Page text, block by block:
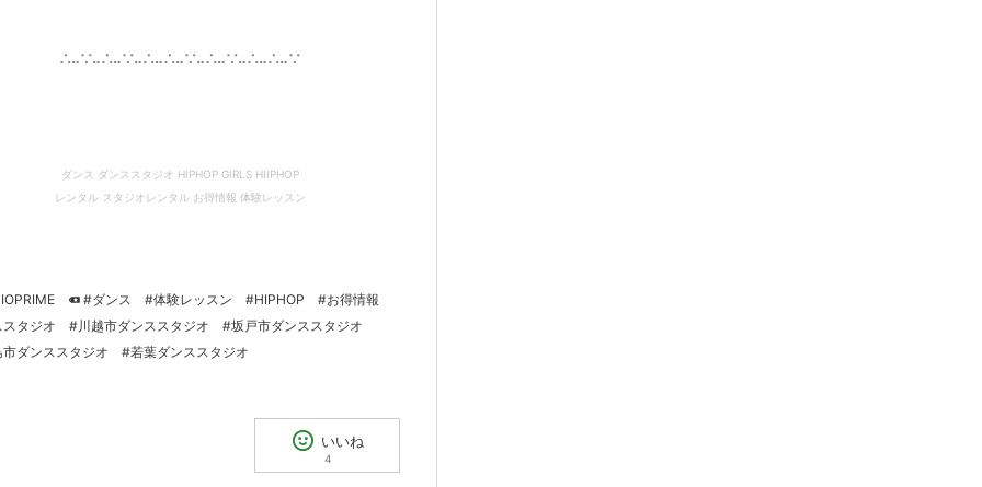
∴‥∵‥∴‥∵‥∴‥∴‥∵‥∴‥∵‥∴‥∴‥∵
ダンス ダンススタジオ HIPHOP GIRLS HIIPHOP
レンタル スタジオレンタル お得情報 体験レッスン
#ダンス #体験レッスン #HIPHOP
#お得情報
タジオ
#川越市ダンススタジオ
#坂戸市ダンススタジオ
ダンススタジオ
#若葉ダンススタジオ
いいね
4